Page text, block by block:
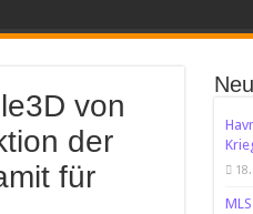
von
der
für